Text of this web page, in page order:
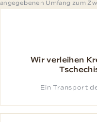
angegebenen Umfang zum
Wir verleihen
Ein Transport